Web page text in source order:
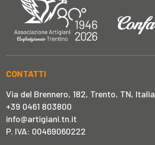
CONTATTI
Via del Brennero, 182, Trento, TN, Italia
+39 0461 803800
info@artigiani.tn.it
P. IVA: 00469060222